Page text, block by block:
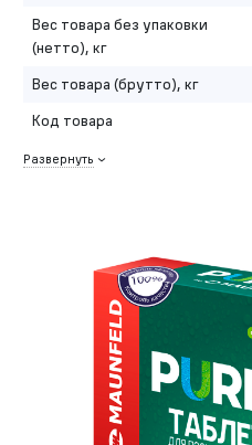
Вес товара без упаковки
(нетто), кг
Вес товара (брутто), кг
Код товара
Развернуть